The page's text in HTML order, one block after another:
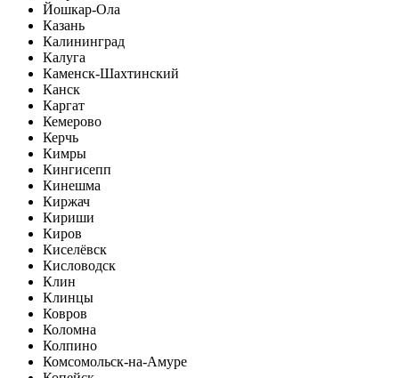
Йошкар-Ола
Казань
Калининград
Калуга
Каменск-Шахтинский
Канск
Каргат
Кемерово
Керчь
Кимры
Кингисепп
Кинешма
Киржач
Кириши
Киров
Киселёвск
Кисловодск
Клин
Клинцы
Ковров
Коломна
Колпино
Комсомольск-на-Амуре